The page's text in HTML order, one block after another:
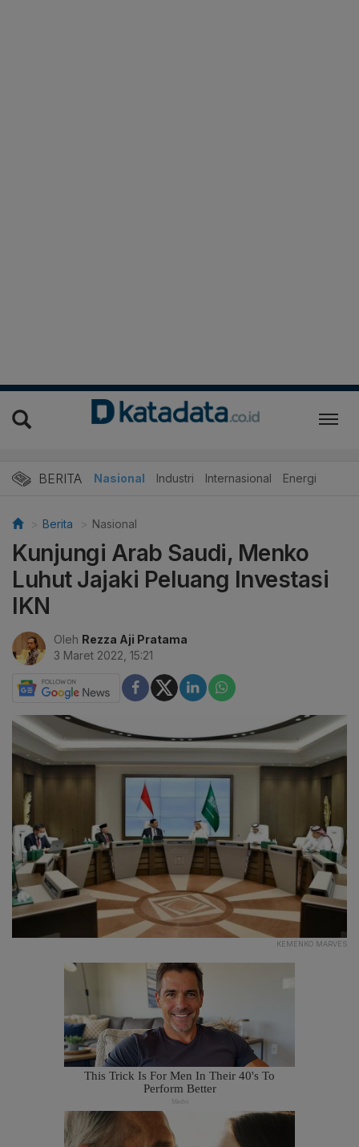
BERITA Nasional Industri Internasional Energi
Berita Nasional
Kunjungi Arab Saudi, Menko
Luhut Jajaki Peluang Investasi
IKN
Oleh Rezza Aji Pratama
3 Maret 2022, 15:21
KEMENKO MARVES